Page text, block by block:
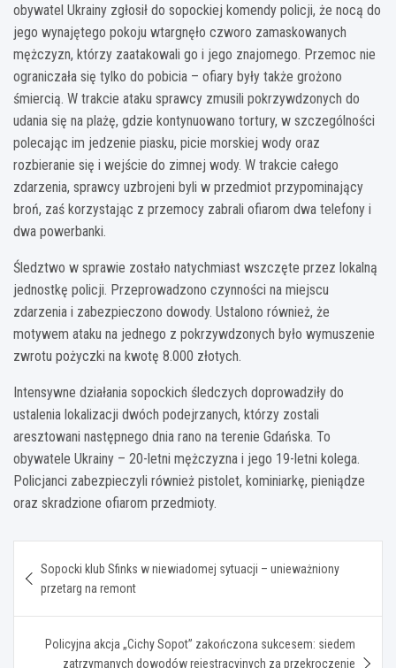
obywatel Ukrainy zgłosił do sopockiej komendy policji, że nocą do
jego wynajętego pokoju wtargnęło czworo zamaskowanych
mężczyzn, którzy zaatakowali go i jego znajomego. Przemoc nie
ograniczała się tylko do pobicia – ofiary były także grożono
śmiercią. W trakcie ataku sprawcy zmusili pokrzywdzonych do
udania się na plażę, gdzie kontynuowano tortury, w szczególności
polecając im jedzenie piasku, picie morskiej wody oraz
rozbieranie się i wejście do zimnej wody. W trakcie całego
zdarzenia, sprawcy uzbrojeni byli w przedmiot przypominający
broń, zaś korzystając z przemocy zabrali ofiarom dwa telefony i
dwa powerbanki.
Śledztwo w sprawie zostało natychmiast wszczęte przez lokalną
jednostkę policji. Przeprowadzono czynności na miejscu
zdarzenia i zabezpieczono dowody. Ustalono również, że
motywem ataku na jednego z pokrzywdzonych było wymuszenie
zwrotu pożyczki na kwotę 8.000 złotych.
Intensywne działania sopockich śledczych doprowadziły do
ustalenia lokalizacji dwóch podejrzanych, którzy zostali
aresztowani następnego dnia rano na terenie Gdańska. To
obywatele Ukrainy – 20-letni mężczyzna i jego 19-letni kolega.
Policjanci zabezpieczyli również pistolet, kominiarkę, pieniądze
oraz skradzione ofiarom przedmioty.
wpisu
Sopocki klub Sfinks w niewiadomej sytuacji – unieważniony
przetarg na remont
Policyjna akcja „Cichy Sopot” zakończona sukcesem: siedem
zatrzymanych dowodów rejestracyjnych za przekroczenie